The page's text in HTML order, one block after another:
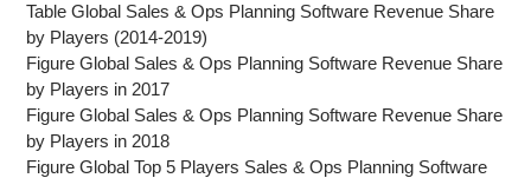
Table Global Sales & Ops Planning Software Revenue Share
by Players (2014-2019)
Figure Global Sales & Ops Planning Software Revenue Share
by Players in 2017
Figure Global Sales & Ops Planning Software Revenue Share
by Players in 2018
Figure Global Top 5 Players Sales & Ops Planning Software